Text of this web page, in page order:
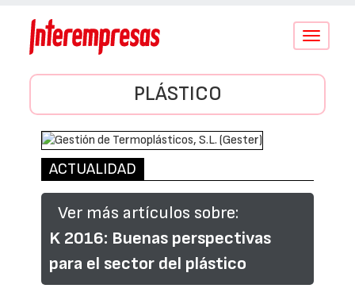
Conmutar
PLÁSTICO
ACTUALIDAD
Ver más artículos sobre:
K 2016: Buenas perspectivas
para el sector del plástico